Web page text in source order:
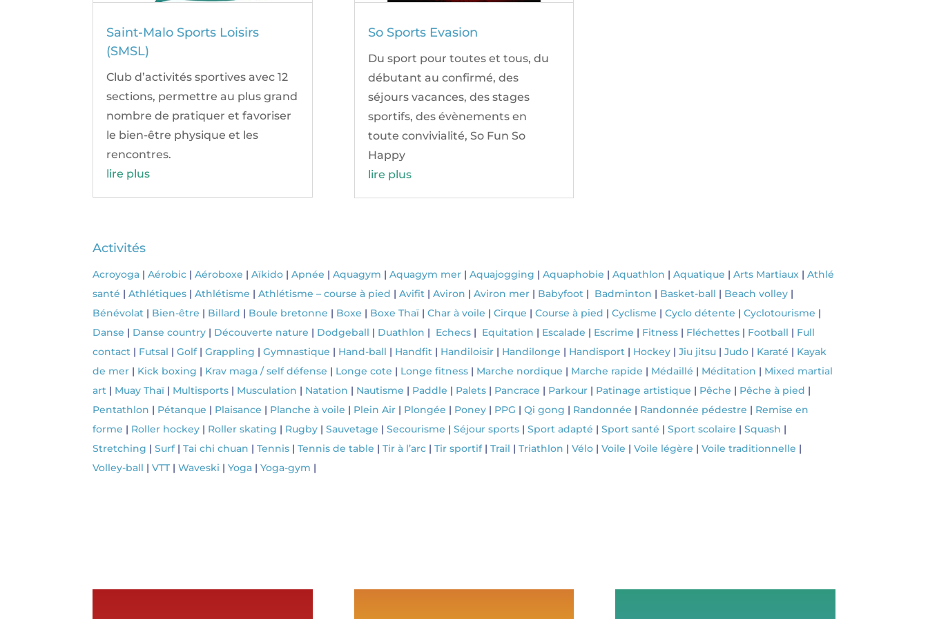
Saint-Malo Sports Loisirs
(SMSL)
Club d’activités sportives avec 12
sections, permettre au plus grand
nombre de pratiquer et favoriser
le bien-être physique et les
rencontres.
lire plus
So Sports Evasion
Du sport pour toutes et tous, du
débutant au confirmé, des
séjours vacances, des stages
sportifs, des évènements en
toute convivialité, So Fun So
Happy
lire plus
Activités
Acroyoga |Aérobic |Aéroboxe |Aïkido |Apnée |Aquagym |Aquagym mer |Aquajogging |Aquaphobie |Aquathlon |Aquatique |Arts Martiaux |Athlé
santé |Athlétiques |Athlétisme |Athlétisme – course à pied |Avifit |Aviron |Aviron mer | Babyfoot | Badminton | Basket-ball | Beach volley |
Bénévolat | Bien-être | Billard | Boule bretonne | Boxe | Boxe Thaï |Char à voile |Cirque |Course à pied |Cyclisme |Cyclo détente |Cyclotourisme |
Danse | Danse country | Découverte nature | Dodgeball | Duathlon | Echecs | Equitation | Escalade | Escrime | Fitness | Fléchettes | Football | Full
contact | Futsal |Golf|Grappling |Gymnastique | Hand-ball | Handfit | Handiloisir | Handilonge | Handisport | Hockey |Jiu jitsu |Judo | Karaté | Kayak
de mer | Kick boxing | Krav maga / self défense | Longe cote | Longe fitness | Marche nordique | Marche rapide | Médaillé | Méditation | Mixed martial
art | Muay Thaï | Multisports | Musculation | Natation | Nautisme | Paddle | Palets | Pancrace | Parkour | Patinage artistique | Pêche | Pêche à pied |
Pentathlon | Pétanque | Plaisance | Planche à voile | Plein Air | Plongée | Poney | PPG |Qi gong | Randonnée | Randonnée pédestre | Remise en
forme | Roller hockey | Roller skating | Rugby |Sauvetage |Secourisme |Séjour sports |Sport adapté |Sport santé |Sport scolaire |Squash |
Stretching |Surf|Tai chi chuan |Tennis |Tennis de table |Tir à l’arc |Tir sportif|Trail |Triathlon |Vélo |Voile |Voile légère |Voile traditionnelle |
Volley-ball |VTT |Waveski |Yoga |Yoga-gym |